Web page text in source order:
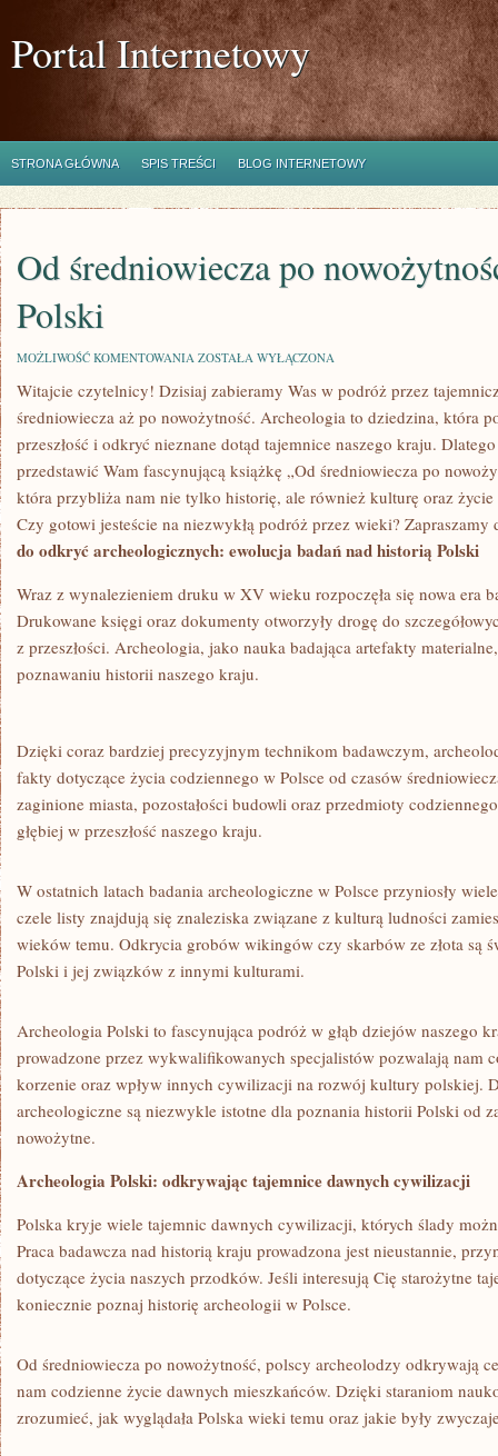
Portal Internetowy
STRONA GŁÓWNA SPIS TREŚCI BLOG INTERNETOWY
Od średniowiecza po
Polski
MOŻLIWOŚĆ KOMENTOWANIA OD
PO
NOWOŻYTNOŚĆ:
ARCHEOLOGIA
POLSKI
ZOSTAŁA WYŁĄCZONA
Witajcie czytelnicy! Dzisiaj zabieramy Was w podróż ⁣przez
średniowiecza aż po nowożytność. Archeologia ⁤to ‍dziedzina, która
przeszłość i odkryć ​nieznane ⁣dotąd tajemnice ⁢naszego kraju.
przedstawić ​Wam fascynującą książkę „Od średniowiecza po
która⁤ przybliża nam⁤ nie tylko historię, ale⁢ również kulturę oraz
Czy gotowi jesteście na‍ niezwykłą podróż​ przez wieki?
do odkryć archeologicznych: ‌ewolucja badań nad historią Polski
Wraz z wynalezieniem druku w‌ XV ‍wieku⁣ rozpoczęła się nowa era
Drukowane księgi oraz dokumenty otworzyły‌ drogę do
z przeszłości. Archeologia, jako nauka badająca artefakty
poznawaniu historii naszego⁤ kraju.
Dzięki coraz bardziej‌ precyzyjnym technikom badawczym,
fakty dotyczące ‌życia codziennego⁤ w Polsce od czasów
zaginione miasta, pozostałości budowli‌ oraz przedmioty
​głębiej w przeszłość naszego kraju.
W ostatnich latach badania archeologiczne w Polsce⁤ przyniosły
czele listy znajdują się znaleziska związane z kulturą ludności
⁢wieków temu. Odkrycia grobów wikingów czy skarbów ze złota są‍
Polski i jej związków z innymi kulturami.
Archeologia Polski to​ fascynująca podróż ​w⁣ głąb‌ dziejów naszego
prowadzone przez ⁢wykwalifikowanych ⁣specjalistów​ pozwalają nam
korzenie oraz wpływ ⁤innych cywilizacji na rozwój kultury polskiej.⁢
archeologiczne są ⁢niezwykle istotne dla poznania historii Polski od
nowożytne.
Archeologia Polski: odkrywając tajemnice dawnych cywilizacji
Polska kryje wiele tajemnic dawnych cywilizacji, ⁣których ‍ślady
Praca badawcza nad historią​ kraju prowadzona ⁤jest⁤ nieustannie,
dotyczące życia naszych przodków. Jeśli ⁢interesują Cię starożytne
koniecznie ‍poznaj historię archeologii w Polsce.
Od średniowiecza po ⁢nowożytność, polscy ​archeolodzy‍ odkrywają
⁢nam codzienne ​życie dawnych mieszkańców. Dzięki staraniom
zrozumieć,⁣ jak ⁣wyglądała Polska wieki temu ​oraz jakie były